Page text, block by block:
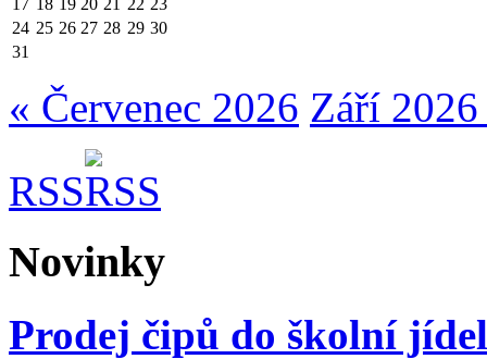
17 18 19 20 21 22 23
24 25 26 27 28 29 30
31
« Červenec 2026 Září
RSS
Novinky
Prodej čipů do školní